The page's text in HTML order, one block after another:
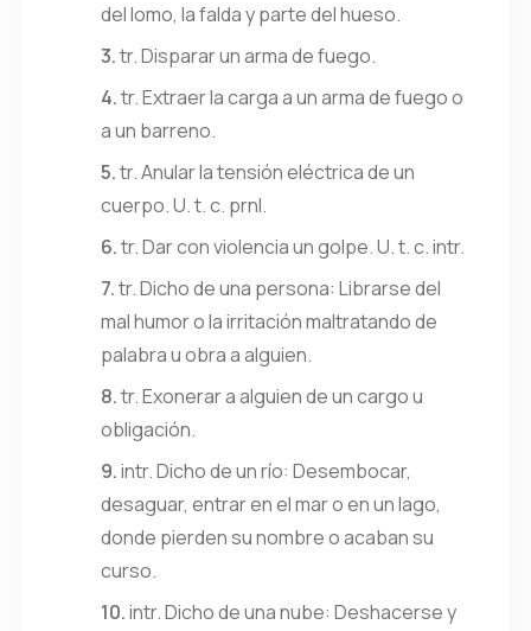
del lomo, la falda y parte del hueso.
3.tr.Disparar un arma de fuego.
4.tr.Extraer la carga a un arma de fuego o
a un barreno.
5.tr.Anular la tensión eléctrica de un
cuerpo.U. t. c. prnl.
6.tr.Dar con violencia un golpe.U. t. c. intr.
7.tr.Dicho de una persona: Librarse del
mal humor o la irritación maltratando de
palabra u obra a alguien.
8.tr.Exonerar a alguien de un cargo u
obligación.
9.intr.Dicho de un río: Desembocar,
desaguar, entrar en el mar o en un lago,
donde pierden su nombre o acaban su
curso.
10.intr.Dicho de una nube: Deshacerse y